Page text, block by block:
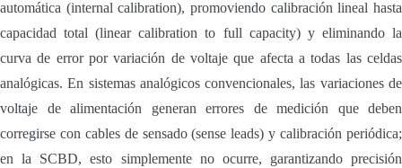
automática (internal calibration), promoviendo calibración lineal hasta
capacidad total (linear calibration to full capacity) y eliminando la
curva de error por variación de voltaje que afecta a todas las celdas
analógicas. En sistemas analógicos convencionales, las variaciones de
voltaje de alimentación generan errores de medición que deben
corregirse con cables de sensado (sense leads) y calibración periódica;
en la SCBD, esto simplemente no ocurre, garantizando precisión